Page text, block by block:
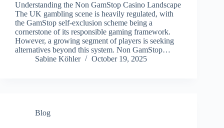
Understanding the Non GamStop Casino Landscape
The UK gambling scene is heavily regulated, with
the GamStop self-exclusion scheme being a
cornerstone of its responsible gaming framework.
However, a growing segment of players is seeking
alternatives beyond this system. Non GamStop…
Sabine Köhler
October 19, 2025
Blog